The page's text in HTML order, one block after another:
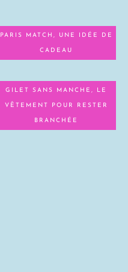
PARIS MATCH, UNE IDÉE DE
CADEAU
GILET SANS MANCHE, LE
VÊTEMENT POUR RESTER
BRANCHÉE